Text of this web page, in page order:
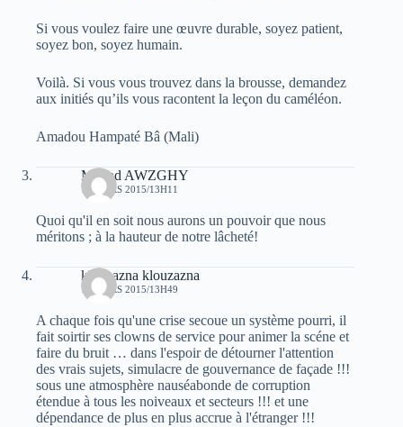
Si vous voulez faire une œuvre durable, soyez patient,
soyez bon, soyez humain.
Voilà. Si vous vous trouvez dans la brousse, demandez
aux initiés qu’ils vous racontent la leçon du caméléon.
Amadou Hampaté Bâ (Mali)
Mhand AWZGHY
12 MARS 2015/13H11
Quoi qu'il en soit nous aurons un pouvoir que nous
méritons ; à la hauteur de notre lâcheté!
klouzazna klouzazna
12 MARS 2015/13H49
A chaque fois qu'une crise secoue un système pourri, il
fait soirtir ses clowns de service pour animer la scéne et
faire du bruit … dans l'espoir de détourner l'attention
des vrais sujets, simulacre de gouvernance de façade !!!
sous une atmosphère nauséabonde de corruption
étendue à tous les noiveaux et secteurs !!! et une
dépendance de plus en plus accrue à l'étranger !!!